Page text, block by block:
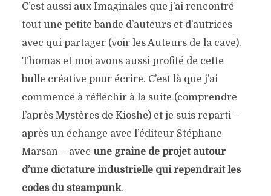
C’est aussi aux Imaginales que j’ai rencontré
tout une petite bande d’auteurs et d’autrices
avec qui partager (voir les Auteurs de la cave).
Thomas et moi avons aussi profité de cette
bulle créative pour écrire. C’est là que j’ai
commencé à réfléchir à la suite (comprendre
l’après Mystères de Kioshe) et je suis reparti –
après un échange avec l’éditeur Stéphane
Marsan – avec une graine de projet autour
d’une dictature industrielle qui rependrait les
codes du steampunk.